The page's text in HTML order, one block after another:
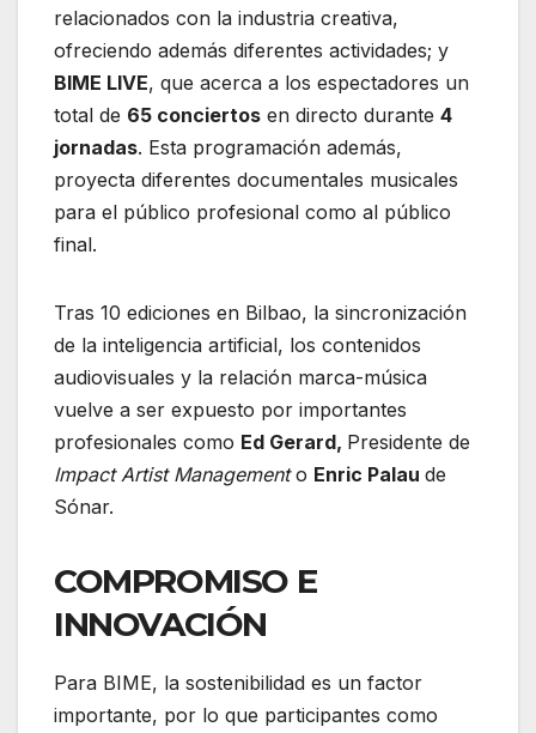
relacionados con la industria creativa,
ofreciendo además diferentes actividades; y
BIME LIVE, que acerca a los espectadores un
total de 65 conciertos en directo durante 4
jornadas. Esta programación además,
proyecta diferentes documentales musicales
para el público profesional como al público
final.
Tras 10 ediciones en Bilbao, la sincronización
de la inteligencia artificial, los contenidos
audiovisuales y la relación marca-música
vuelve a ser expuesto por importantes
profesionales como Ed Gerard, Presidente de
Impact Artist Managemento Enric Palau de
Sónar.
COMPROMISO E
INNOVACIÓN
Para BIME, la sostenibilidad es un factor
importante, por lo que participantes como